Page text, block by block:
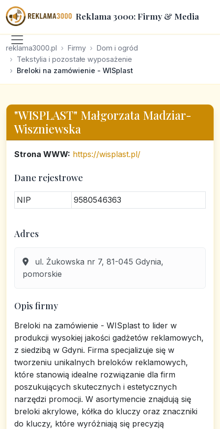
Reklama 3000: Firmy & Media
reklama3000.pl Firmy
Dom i ogród
Tekstylia i pozostałe wyposażenie
Breloki na zamówienie - WISplast
"WISPLAST" Małgorzata Madziar-
Wiszniewska
Strona WWW: https://wisplast.pl/
Dane rejestrowe
NIP 9580546363
Adres
ul. Żukowska nr 7, 81-045 Gdynia,
pomorskie
Opis firmy
Breloki na zamówienie - WISplast to lider w
produkcji wysokiej jakości gadżetów reklamowych,
z siedzibą w Gdyni. Firma specjalizuje się w
tworzeniu unikalnych breloków reklamowych,
które stanowią idealne rozwiązanie dla firm
poszukujących skutecznych i estetycznych
narzędzi promocji. W asortymencie znajdują się
breloki akrylowe, kółka do kluczy oraz znaczniki
do kluczy, które wyróżniają się precyzją